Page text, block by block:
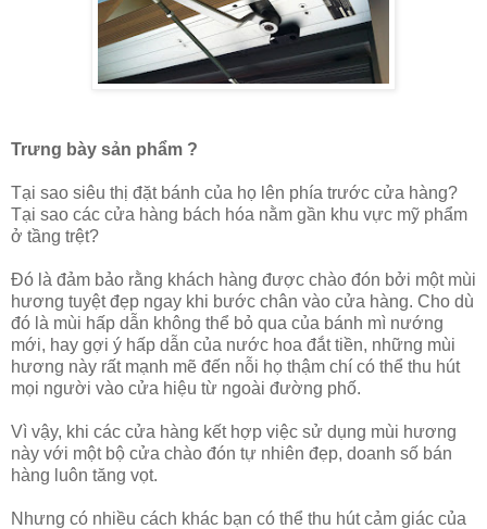
Trưng bày sản phẩm ?
Tại sao siêu thị đặt bánh của họ lên phía trước cửa hàng?
Tại sao các cửa hàng bách hóa nằm gần khu vực mỹ phẩm
ở tầng trệt?
Đó là đảm bảo rằng khách hàng được chào đón bởi một mùi
hương tuyệt đẹp ngay khi bước chân vào cửa hàng. Cho dù
đó là mùi hấp dẫn không thể bỏ qua của bánh mì nướng
mới, hay gợi ý hấp dẫn của nước hoa đắt tiền, những mùi
hương này rất mạnh mẽ đến nỗi họ thậm chí có thể thu hút
mọi người vào cửa hiệu từ ngoài đường phố.
Vì vậy, khi các cửa hàng kết hợp việc sử dụng mùi hương
này với một bộ cửa chào đón tự nhiên đẹp, doanh số bán
hàng luôn tăng vọt.
Nhưng có nhiều cách khác bạn có thể thu hút cảm giác của